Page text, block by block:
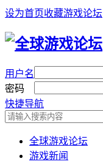
设为首页收藏游戏论坛
用户名
密码
快捷导航
全球游戏论坛
游戏新闻